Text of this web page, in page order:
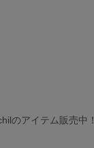
のアイテム販売中！